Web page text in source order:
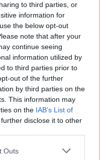
to third parties, or
information for
the below opt-out
note that after your
continue seeing
information utilized by
to third parties prior to
out of the further
by third parties on the
This information may
on the IAB’s List of
disclose it to other
Outs
μετατρέπει τη
ΤΗΝ ΚΑΤΗΓΟΡΊΑ